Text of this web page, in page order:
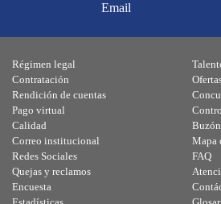
Email
Régimen legal
Contratación
Rendición de cuentas
Pago virtual
Calidad
Correo institucional
Redes Sociales
Quejas y reclamos
Encuesta
Mapa
FAQ